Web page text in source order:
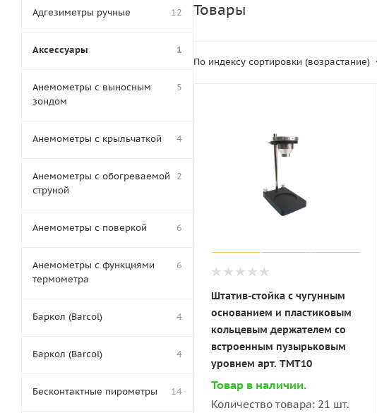
Товары
По индексу сортировки (возрастание)
Штатив-стойка с чугунным
основанием и пластиковым
кольцевым держателем со
встроенным пузырьковым
уровнем арт. ТМТ10
Товар в наличии.
Количество товара: 21 шт.
Адгезиметры ручные 12
Аксессуары 1
Анемометры с выносным
зондом
5
Анемометры с крыльчаткой 4
Анемометры с обогреваемой
струной
2
Анемометры с поверкой 6
Анемометры с функциями
термометра
6
Баркол (Barcol) 4
Баркол (Barcol) 4
Бесконтактные пирометры 14